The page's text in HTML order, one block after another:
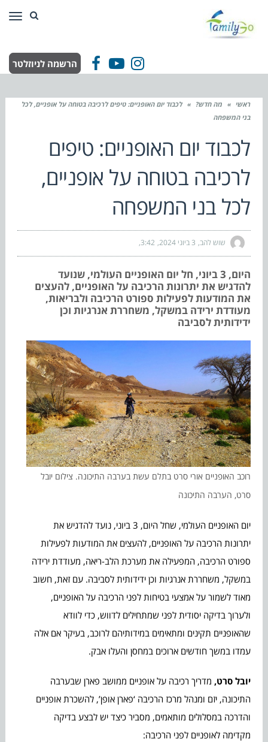
Facebook
YouTube
Instagram הרשמה לניוזלטר
ראשי » מה חדש? » לכבוד יום האופניים: טיפים לרכיבה בטוחה על אופניים, לכל
בני המשפחה
לכבוד יום האופניים: טיפים
לרכיבה בטוחה על אופניים,
לכל בני המשפחה
שוש להב 3 ביוני 2024 3:42
היום, 3 ביוני, חל יום האופניים העולמי, שנועד
להדגיש את יתרונות הרכיבה על האופניים, להעצים
את המודעות לפעילות ספורט הרכיבה ולבריאות,
מעודדת ירידה במשקל, משחררת אנרגיות וכן
ידידותית לסביבה
רוכב האופניים אורי סרט בתלם עשת בערבה התיכונה. צילום יובל
סרט, הערבה התיכונה
יום האופניים העולמי, שחל היום, 3 ביוני, נועד להדגיש את
יתרונות הרכיבה על האופניים, להעצים את המודעות לפעילות
ספורט הרכיבה, המפעילה את מערכת הלב-ריאה, מעודדת ירידה
במשקל, משחררת אנרגיות וכן ידידותית לסביבה. עם זאת, חשוב
מאוד לשמור על אמצעי בטיחות לפני הרכיבה על האופניים,
ולערוך בדיקה יסודית לפני שמתחילים לדווש, כדי לוודא
שהאופניים תקינים ומתאימים במידותיהם לרוכב, בעיקר אם אלה
עמדו במשך חודשים ארוכים במחסן והעלו אבק.
יובל סרט, מדריך רכיבה על אופניים ממושב פארן שבערבה
התיכונה, יזם ומנהל מרכז הרכיבה ‘פארן אופן’, להשכרת אופניים
והדרכה במסלולים מותאמים, מסביר כיצד יש לבצע בדיקה
מקדימה לאופניים לפני הרכיבה: